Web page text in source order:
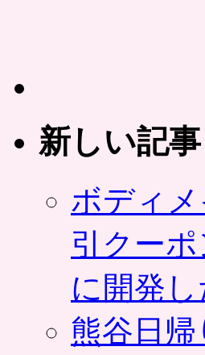
秋
美
人
集」
ヘ
サ
ロ
ン・
エ
ス
テ・
美
新しい記事
ボディ
引クー
に開発
熊谷日